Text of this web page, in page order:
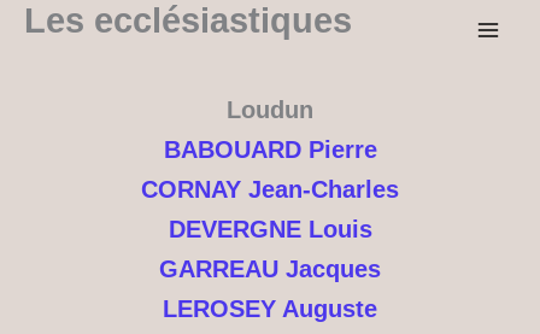
AllerLes ecclésiastiques
Loudun
BABOUARD Pierre
CORNAY Jean-Charles
DEVERGNE Louis
GARREAU Jacques
LEROSEY Auguste